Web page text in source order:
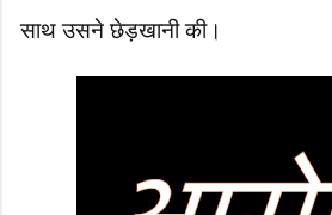
साथ उसने छेड़खानी की।